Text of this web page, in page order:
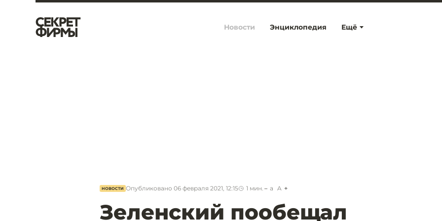
Ещё
Новости Энциклопедия
НОВОСТИ Опубликовано 06 февраля 2021, 12:15 1 мин. a A
Зеленский пообещал